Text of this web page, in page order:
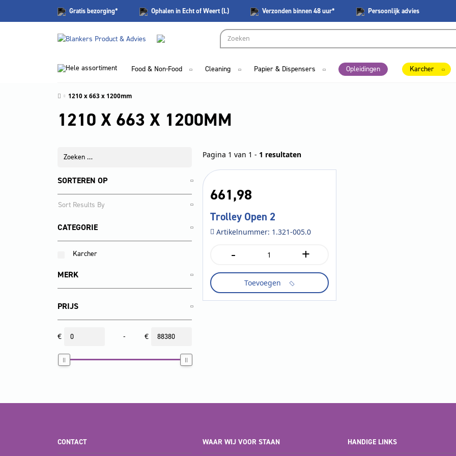
Gratisbezorging* Ophalen in Echt of Weert (L) Verzondenbinnen 48 uur* Persoonlijkadvies
Hele assortiment Food & Non-Food Cleaning Papier & Dispensers Opleidingen Karcher
1210 x 663 x 1200mm
1210 X 663 X 1200MM
SORTEREN OP
CATEGORIE
Karcher
MERK
PRIJS
€ €
-
Pagina 1 van 1 - 1 resultaten
661,98
Trolley Open 2
Artikelnummer: 1.321-005.0
-
Trolley
2
+
Toevoegen
CONTACT WAAR WIJ VOOR STAAN HANDIGE LINKS